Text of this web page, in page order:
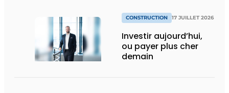
CONSTRUCTION 17 JUILLET 2026
Investir aujourd’hui,
ou payer plus cher
demain